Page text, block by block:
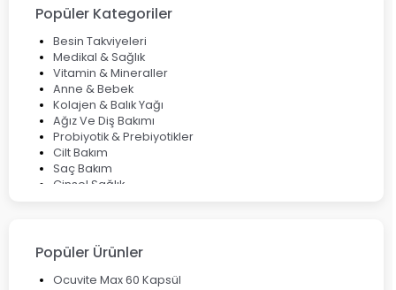
Çözüm Yolları
Bocavirüs Enfeksiyonu Hakkında Bilmeniz Gerekenler
Deep Flex Topraklama Matı Nedir? Detaylı Rehber
Mumiyo Nedir? Faydaları ve Kullanım Alanları Nelerdir?
Popüler Kategoriler
Besin Takviyeleri
Medikal & Sağlık
Vitamin & Mineraller
Anne & Bebek
Kolajen & Balık Yağı
Ağız Ve Diş Bakımı
Probiyotik & Prebiyotikler
Cilt Bakım
Saç Bakım
Cinsel Sağlık
Popüler Ürünler
Ocuvite Max 60 Kapsül